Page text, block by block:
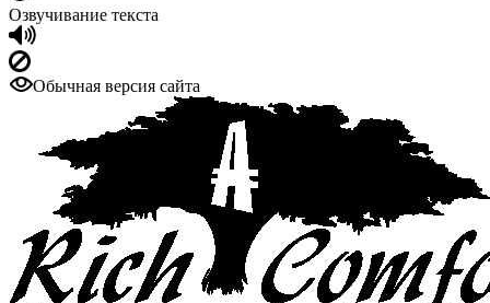
Озвучивание текста
Обычная версия сайта